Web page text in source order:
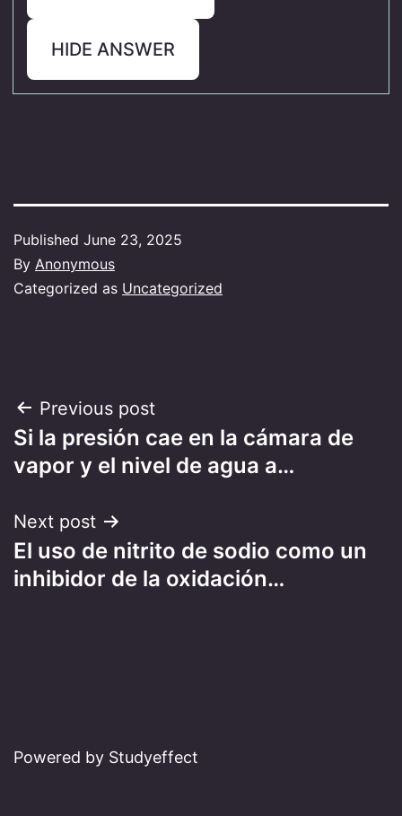
HIDE ANSWER
Published June 23, 2025
By Anonymous
Categorized as Uncategorized
Post
navigation
Previous post
Si la presión cae en la cámara de
vapor y el nivel de agua a…
Next post
El uso de nitrito de sodio como un
inhibidor de la oxidación…
Powered by Studyeffect